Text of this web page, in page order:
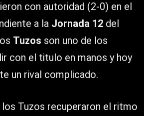
con autoridad (2-0) en el
a la Jornada 12 del
Tuzos son uno de los
con el titulo en manos y hoy
un rival complicado.
Tuzos recuperaron el ritmo